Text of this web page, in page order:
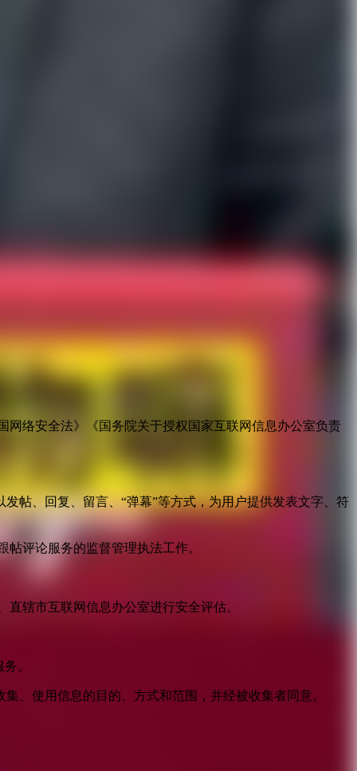
络安全法》《国务院关于授权国家互联网信息办公室负责
帖、回复、留言、“弹幕”等方式，为用户提供发表文字、符
评论服务的监督管理执法工作。
辖市互联网信息办公室进行安全评估。
。
、使用信息的目的、方式和范围，并经被收集者同意。